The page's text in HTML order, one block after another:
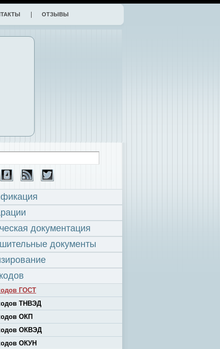
ОТЗЫВЫ
документация
документы
ГОСТ
ТНВЭД
ОКП
ОКВЭД
ОКУН